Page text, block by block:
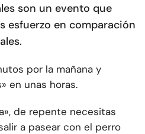
son un evento que
esfuerzo en comparación
por la mañana y
en unas horas.
de repente necesitas
a pasear con el perro